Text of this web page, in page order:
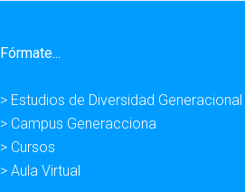
Fórmate...
> Estudios de Diversidad Generacional
> Campus Generacciona
> Cursos
> Aula Virtual